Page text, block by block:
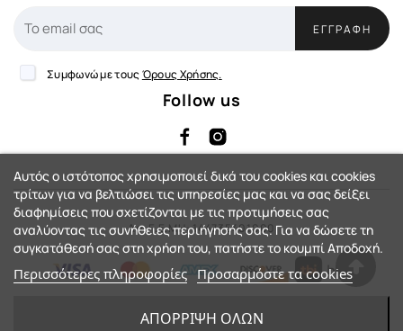
ΕΓΓΡΑΦΉ
Συμφωνώ με τους Όρους Χρήσης.
Follow us
Αρ. Γ.Ε.ΜΗ: 144735401000
Αυτός ο ιστότοπος χρησιμοποιεί δικά του cookies και cookies
τρίτων για να βελτιώσει τις υπηρεσίες μας και να σας δείξει
διαφημίσεις που σχετίζονται με τις προτιμήσεις σας
αναλύοντας τις συνήθειες περιήγησής σας. Για να δώσετε τη
συγκατάθεσή σας στη χρήση του, πατήστε το κουμπί Αποδοχή.
Περισσότερες πληροφορίες Προσαρμόστε τα cookies
ΑΠΌΡΡΙΨΗ ΌΛΩΝ
eShop by Synergic Software